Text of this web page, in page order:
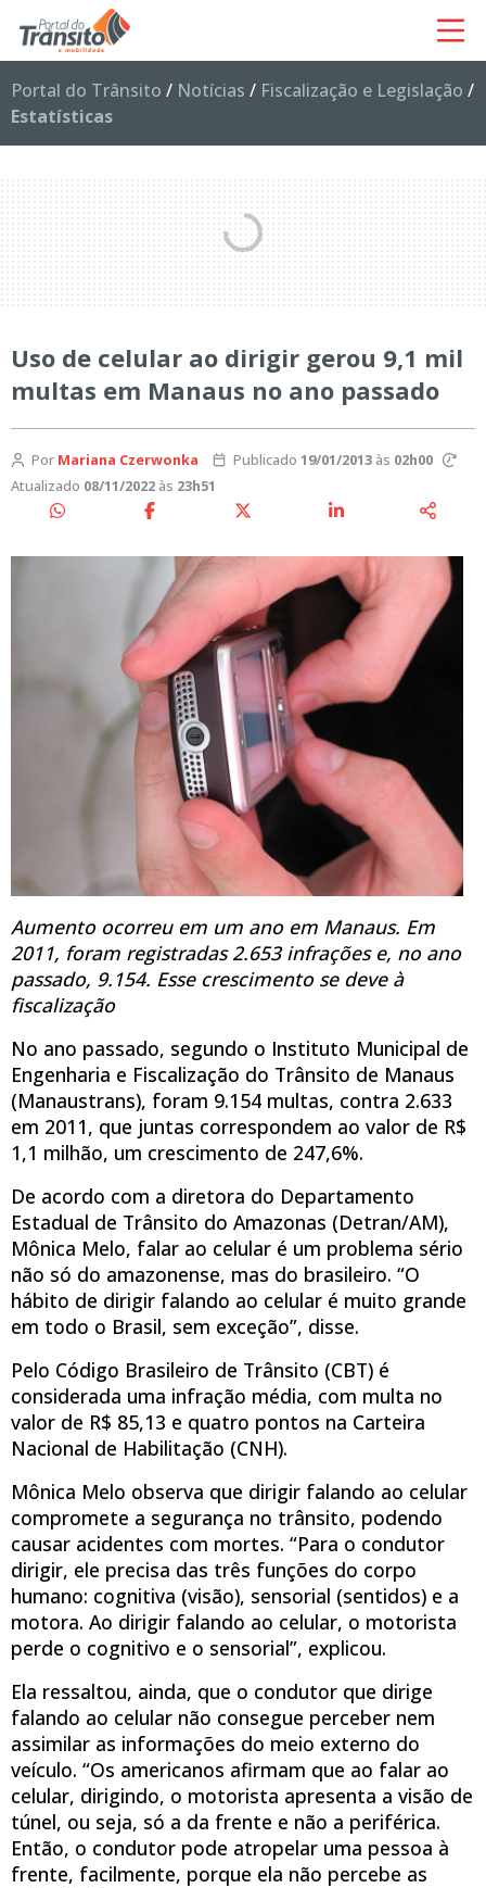
Portal do Trânsito / Notícias / Fiscalização e Legislação /
Estatísticas
Uso de celular ao dirigir gerou 9,1 mil
multas em Manaus no ano passado
Por Mariana Czerwonka Publicado 19/01/2013às 02h00
Atualizado 08/11/2022 às 23h51
Aumento ocorreu em um ano em Manaus. Em
2011, foram registradas 2.653 infrações e, no ano
passado, 9.154. Esse crescimento se deve à
fiscalização
No ano passado, segundo o Instituto Municipal de
Engenharia e Fiscalização do Trânsito de Manaus
(Manaustrans), foram 9.154 multas, contra 2.633
em 2011, que juntas correspondem ao valor de R$
1,1 milhão, um crescimento de 247,6%.
De acordo com a diretora do Departamento
Estadual de Trânsito do Amazonas (Detran/AM),
Mônica Melo, falar ao celular é um problema sério
não só do amazonense, mas do brasileiro. “O
hábito de dirigir falando ao celular é muito grande
em todo o Brasil, sem exceção”, disse.
Pelo Código Brasileiro de Trânsito (CBT) é
considerada uma infração média, com multa no
valor de R$ 85,13 e quatro pontos na Carteira
Nacional de Habilitação (CNH).
Mônica Melo observa que dirigir falando ao celular
compromete a segurança no trânsito, podendo
causar acidentes com mortes. “Para o condutor
dirigir, ele precisa das três funções do corpo
humano: cognitiva (visão), sensorial (sentidos) e a
motora. Ao dirigir falando ao celular, o motorista
perde o cognitivo e o sensorial”, explicou.
Ela ressaltou, ainda, que o condutor que dirige
falando ao celular não consegue perceber nem
assimilar as informações do meio externo do
veículo. “Os americanos afirmam que ao falar ao
celular, dirigindo, o motorista apresenta a visão de
túnel, ou seja, só a da frente e não a periférica.
Então, o condutor pode atropelar uma pessoa à
frente, facilmente, porque ela não percebe as